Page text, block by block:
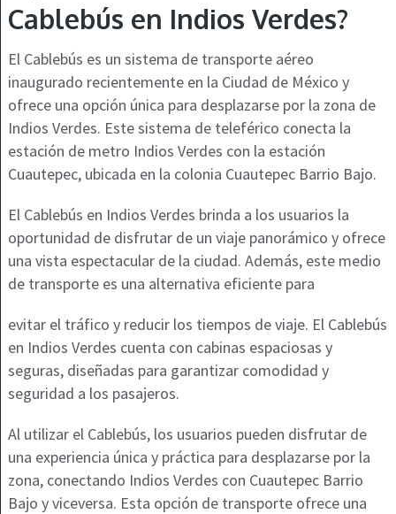
Cablebús en Indios Verdes?
El Cablebús es un sistema de transporte aéreo
inaugurado recientemente en la Ciudad de México y
ofrece una opción única para desplazarse por la zona de
Indios Verdes. Este sistema de teleférico conecta la
estación de metro Indios Verdes con la estación
Cuautepec, ubicada en la colonia Cuautepec Barrio Bajo.
El Cablebús en Indios Verdes brinda a los usuarios la
oportunidad de disfrutar de un viaje panorámico y ofrece
una vista espectacular de la ciudad. Además, este medio
de transporte es una alternativa eficiente para
evitar el tráfico y reducir los tiempos de viaje. El Cablebús
en Indios Verdes cuenta con cabinas espaciosas y
seguras, diseñadas para garantizar comodidad y
seguridad a los pasajeros.
Al utilizar el Cablebús, los usuarios pueden disfrutar de
una experiencia única y práctica para desplazarse por la
zona, conectando Indios Verdes con Cuautepec Barrio
Bajo y viceversa. Esta opción de transporte ofrece una